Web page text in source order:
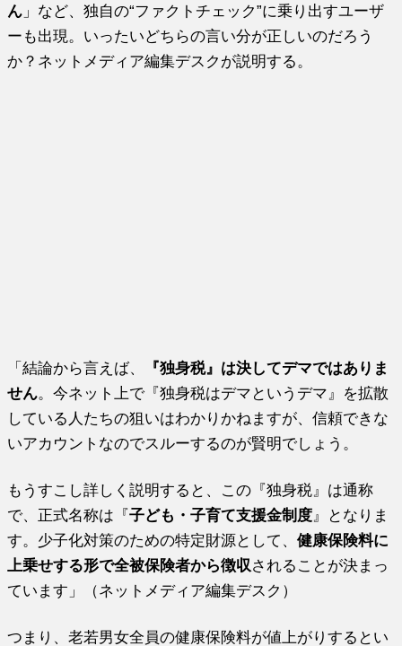
ん 」など、独自の“ファクトチェック”に乗り出すユーザ
ーも出現。いったいどちらの言い分が正しいのだろう
か？ネットメディア編集デスクが説明する。
「結論から言えば、
『独身税』は決してデマではありま
せん。今ネット上で『独身税はデマというデマ』を拡散
している人たちの狙いはわかりかねますが、信頼できな
いアカウントなのでスルーするのが賢明でしょう。
もうすこし詳しく説明すると、この『独身税』は通称
で、正式名称は『子ども・子育て支援金制度 』となりま
す。少子化対策のための特定財源として、健康保険料に
上乗せする形で全被保険者から徴収 されることが決まっ
ています」（ネットメディア編集デスク）
つまり、老若男女全員の健康保険料が値上がりするとい